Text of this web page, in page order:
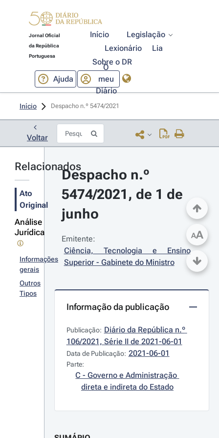
Jornal Oficial
da República
Portuguesa
Início
Legislação
Lexionário
Lia
Sobre o DR
Ajuda
O
meu
Diário
Início Despacho n.º 5474/2021
Voltar
Relacionados
Ato
Original
Análise
Jurídica
Informações
gerais
Outros
Tipos
Despacho n.º
5474/2021, de 1 de
junho
Emitente:
Ciência, Tecnologia e Ensino
Superior - Gabinete do Ministro
Informação da publicação
Publicação: Diário da República n.º
106/2021, Série II de 2021-06-01
Data de Publicação: 2021-06-01
Parte:
C - Governo e Administração
direta e indireta do Estado
AA